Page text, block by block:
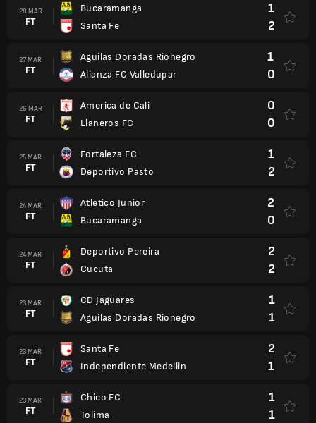
28 MAR
FT
Bucaramanga
Santa Fe
1
2
27 MAR
FT
Aguilas Doradas Rionegro
Alianza FC Valledupar
1
0
26 MAR
FT
America de Cali
Llaneros FC
0
0
25 MAR
FT
Fortaleza FC
Deportivo Pasto
1
2
24 MAR
FT
Atletico Junior
Bucaramanga
2
0
24 MAR
FT
Deportivo Pereira
Cucuta
2
2
23 MAR
FT
CD Jaguares
Aguilas Doradas Rionegro
1
1
23 MAR
FT
Santa Fe
Independiente Medellin
2
1
23 MAR
FT
Chico FC
Tolima
1
1